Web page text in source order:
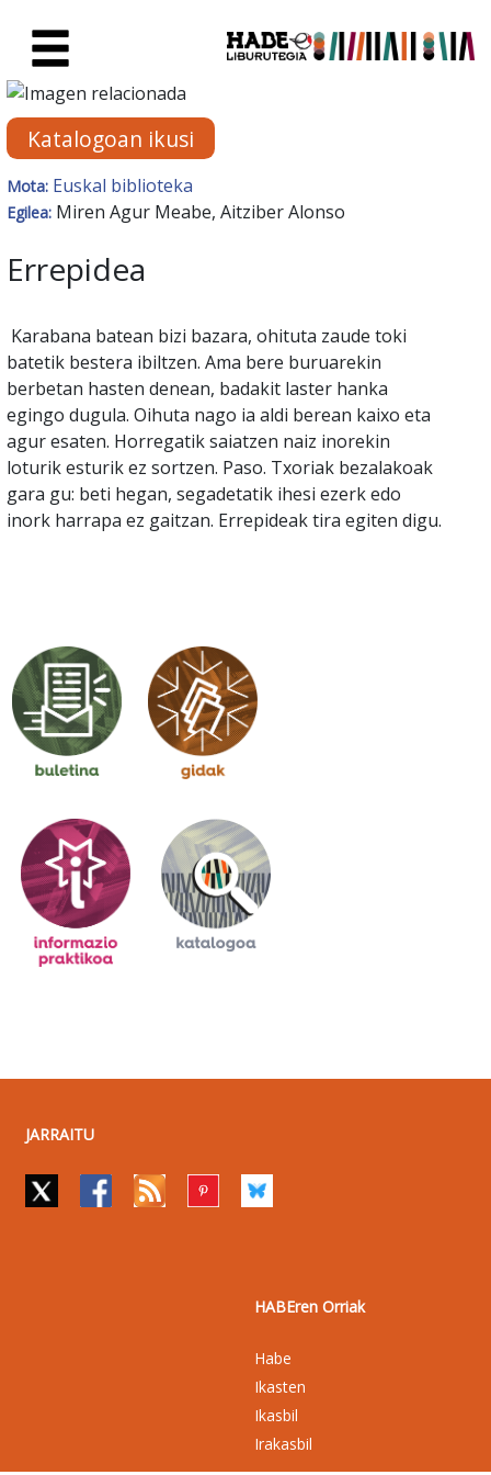
Eskuratu berriak Fitxa -
Katalogoan ikusi
Mota: Euskal biblioteka
Egilea: Miren Agur Meabe, Aitziber Alonso
Errepidea
Karabana batean bizi bazara, ohituta zaude toki
batetik bestera ibiltzen. Ama bere buruarekin
berbetan hasten denean, badakit laster hanka
egingo dugula. Oihuta nago ia aldi berean kaixo eta
agur esaten. Horregatik saiatzen naiz inorekin
loturik esturik ez sortzen. Paso. Txoriak bezalakoak
gara gu: beti hegan, segadetatik ihesi ezerk edo
inork harrapa ez gaitzan. Errepideak tira egiten digu.
JARRAITU
HABEren Orriak
Habe
Ikasten
Ikasbil
Irakasbil